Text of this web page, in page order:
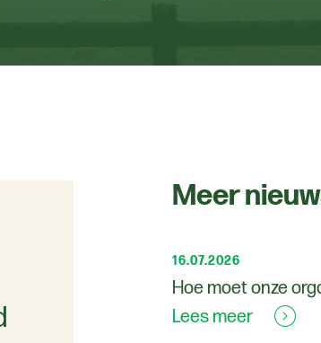
Meer
16.07.2026
Hoe moet onze
Lees meer